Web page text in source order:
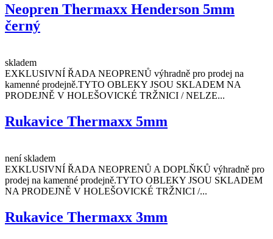
Neopren Thermaxx Henderson 5mm
černý
skladem
EXKLUSIVNÍ ŘADA NEOPRENŮ výhradně pro prodej na
kamenné prodejně.TYTO OBLEKY JSOU SKLADEM NA
PRODEJNĚ V HOLEŠOVICKÉ TRŽNICI / NELZE...
Rukavice Thermaxx 5mm
není skladem
EXKLUSIVNÍ ŘADA NEOPRENŮ A DOPLŇKŮ výhradně pro
prodej na kamenné prodejně.TYTO OBLEKY JSOU SKLADEM
NA PRODEJNĚ V HOLEŠOVICKÉ TRŽNICI /...
Rukavice Thermaxx 3mm